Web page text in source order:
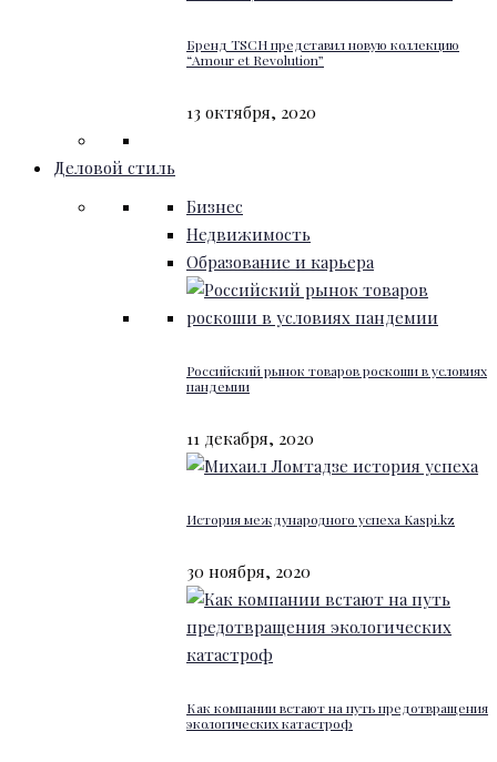
Бренд TSCH представил новую коллекцию
“Amour et Revolution”
13 октября, 2020
Деловой стиль
Бизнес
Недвижимость
Образование и карьера
Российский рынок товаров роскоши в условиях
пандемии
11 декабря, 2020
История международного успеха Kaspi.kz
30 ноября, 2020
Как компании встают на путь предотвращения
экологических катастроф